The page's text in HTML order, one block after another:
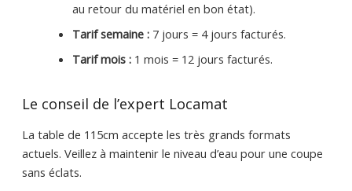
au retour du matériel en bon état).
Tarif semaine :7 jours = 4 jours facturés.
Tarif mois :1 mois = 12 jours facturés.
Le conseil de l’expert Locamat
La table de 115cm accepte les très grands formats
actuels. Veillez à maintenir le niveau d’eau pour une coupe
sans éclats.